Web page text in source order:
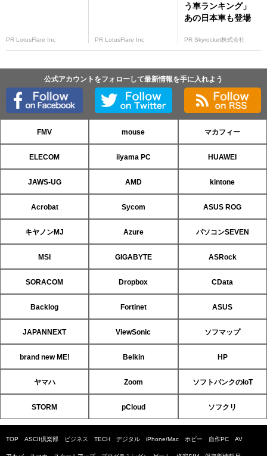
PR LotusFlare Inc PR LotusFlare Inc
う車ランキング」
あの日本車も登場
PR Skyrocket株式会社
公式アカウントをフォローして最新情報を手に入れよう
FMV mouse マカフィー
ELECOM iiyama PC HUAWEI
JAWS-UG AMD kintone
Acrobat Sycom ASUS ROG
キヤノンMJ Azure パソコンSEVEN
MSI GIGABYTE ASRock
SORACOM Dropbox CData
Backlog Fortinet ASUS
JAPANNEXT ViewSonic ソフマップ
brand new ME! Belkin HP
ヤマハ Zoom ソフトバンクのIoT
STORM pCloud ソフクリ
TOP ASCII倶楽部 ビジネス TECH デジタル iPhone/Mac ホビー 自作PC AV